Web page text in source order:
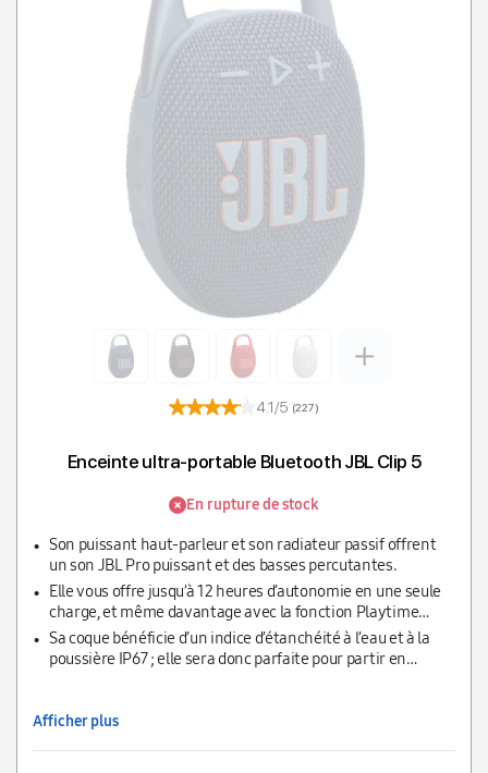
4.1/5 (227)
Enceinte ultra-portable Bluetooth JBL Clip 5
En rupture de stock
Son puissant haut-parleur et son radiateur passif offrent
un son JBL Pro puissant et des basses percutantes.
Elle vous offre jusqu’à 12 heures d’autonomie en une seule
charge, et même davantage avec la fonction Playtime
Boost activée.
Sa coque bénéficie d’un indice d’étanchéité à l’eau et à la
poussière IP67 ; elle sera donc parfaite pour partir en
Afficher plus